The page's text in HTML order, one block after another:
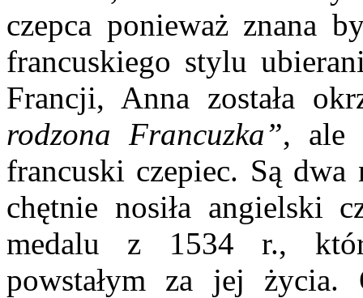
czepca ponieważ znana
francuskiego stylu
Francji, Anna została
rodzona Francuzka”, ale
francuski czepiec. Są dwa
chętnie nosiła angielski
medalu z 1534 r.,
powstałym za jej życia.